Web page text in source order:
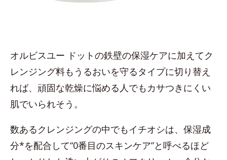
オルビスユー ドットの鉄壁の保湿ケアに加えてク
レンジング料もうるおいを守るタイプに切り替え
れば、頑固な乾燥に悩める人でもカサつきにくい
肌でいられそう。
数あるクレンジングの中でもイチオシは、保湿成
分*を配合して“0番目のスキンケア”と呼べるほど